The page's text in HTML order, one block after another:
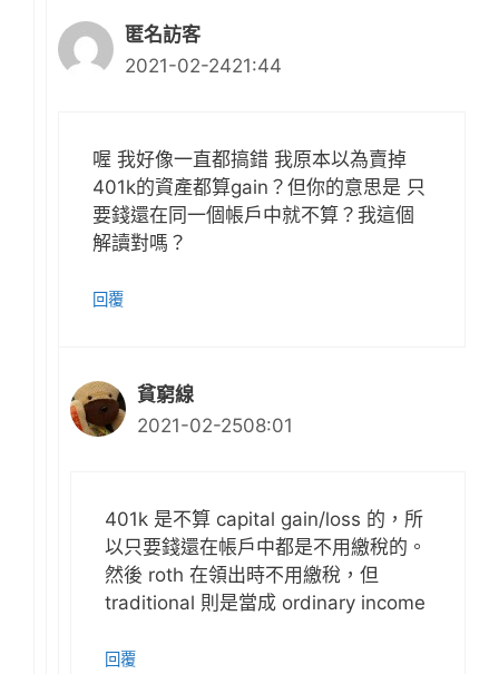
匿名訪客
2021-02-2421:44
喔 我好像一直都搞錯 我原本以為賣掉
401k的資產都算gain？但你的意思是 只
要錢還在同一個帳戶中就不算？我這個
解讀對嗎？
回覆
貧窮線
2021-02-2508:01
401k 是不算 capital gain/loss 的，所
以只要錢還在帳戶中都是不用繳稅的。
然後 roth 在領出時不用繳稅，但
traditional 則是當成 ordinary income
回覆